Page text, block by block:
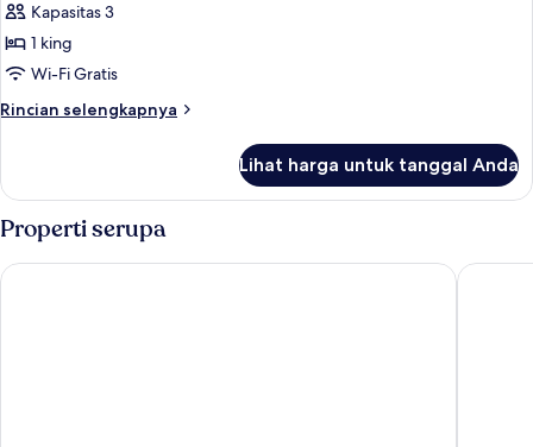
(Artisan
Aquamarine)
Kapasitas 3
1 king
Wi-Fi Gratis
Rincian selengkapnya
Rincian
Kamar
Aquamarine)
Lihat harga untuk tanggal Anda
Properti serupa
Hyatt House Kuala Lumpur, Mont Kiara